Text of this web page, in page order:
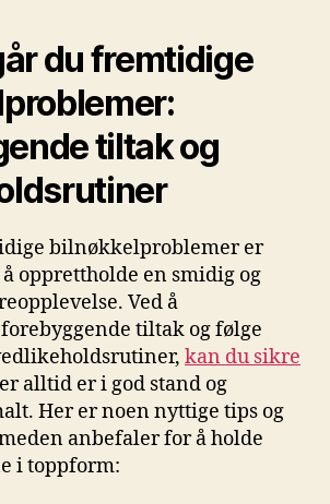
du fremtidige
tiltak og⁢
bilnøkkelproblemer⁢ er⁢
opprettholde en smidig og
Ved å
tiltak og følge
kan du sikre
alltid er‍ i god stand og
Her er ​noen nyttige tips og
anbefaler for⁣ å⁤ holde‍
i toppform: